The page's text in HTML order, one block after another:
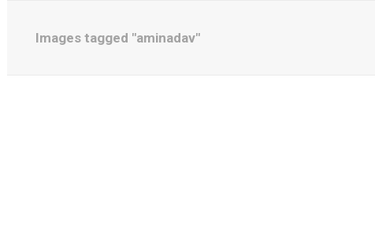
Images tagged "aminadav"